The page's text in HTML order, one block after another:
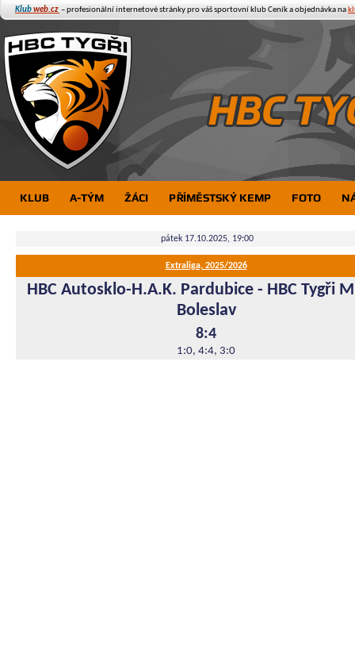
Klubweb.cz – profesionální internetové stránky pro váš sportovní klubCeník a objednávka na
KLUB A-TÝM ŽÁCI PŘÍMĚSTSKÝ KEMP FOTO
pátek 17.10.2025, 19:00
Extraliga, 2025/2026
HBC Autosklo-H.A.K. Pardubice - HBC Tygři
Boleslav
8:4
1:0, 4:4, 3:0